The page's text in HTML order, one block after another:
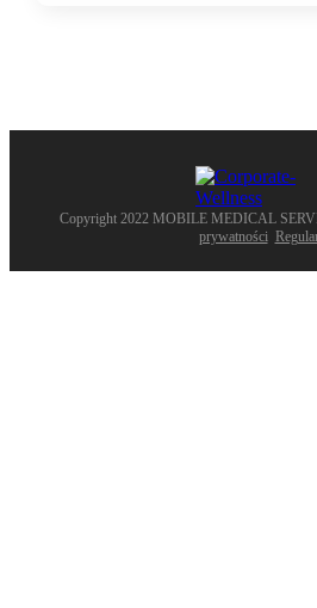
Copyright 2022 MOBILE MEDICAL
prywatności